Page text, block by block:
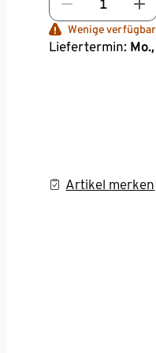
Wenige verfügbar
Liefertermin:
Artikel merken